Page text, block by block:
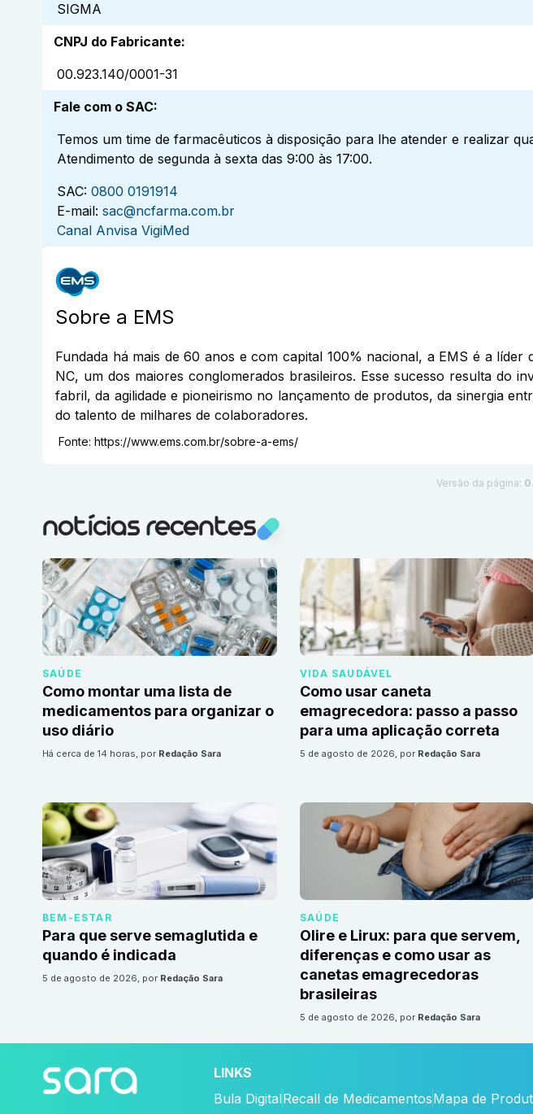
SIGMA
CNPJ do Fabricante:
00.923.140/0001-31
Fale com o SAC:
Temos um time de farmacêuticos à disposição para lhe atender e realizar
Atendimento de segunda à sexta das 9:00 às 17:00.
SAC: 0800 0191914
E-mail: sac@ncfarma.com.br
Canal Anvisa VigiMed
Sobre a EMS
Fundada há mais de 60 anos e com capital 100% nacional, a EMS é a
NC, um dos maiores conglomerados brasileiros. Esse sucesso resulta do
fabril, da agilidade e pioneirismo no lançamento de produtos, da sinergia
do talento de milhares de colaboradores.
Fonte: https://www.ems.com.br/sobre-a-ems/
Versão da página:
notícias recentes
SAÚDE
Como montar uma lista de
medicamentos para organizar o
uso diário
há cerca de 14 horas, por Redação Sara
VIDA SAUDÁVEL
Como usar caneta
emagrecedora: passo a passo
para uma aplicação correta
5 de agosto de 2026, por Redação Sara
BEM-ESTAR
Para que serve semaglutida e
quando é indicada
5 de agosto de 2026, por Redação Sara
SAÚDE
Olire e Lirux: para que servem,
diferenças e como usar as
canetas emagrecedoras
brasileiras
5 de agosto de 2026, por Redação Sara
LINKS
Bula DigitalRecall de MedicamentosMapa de